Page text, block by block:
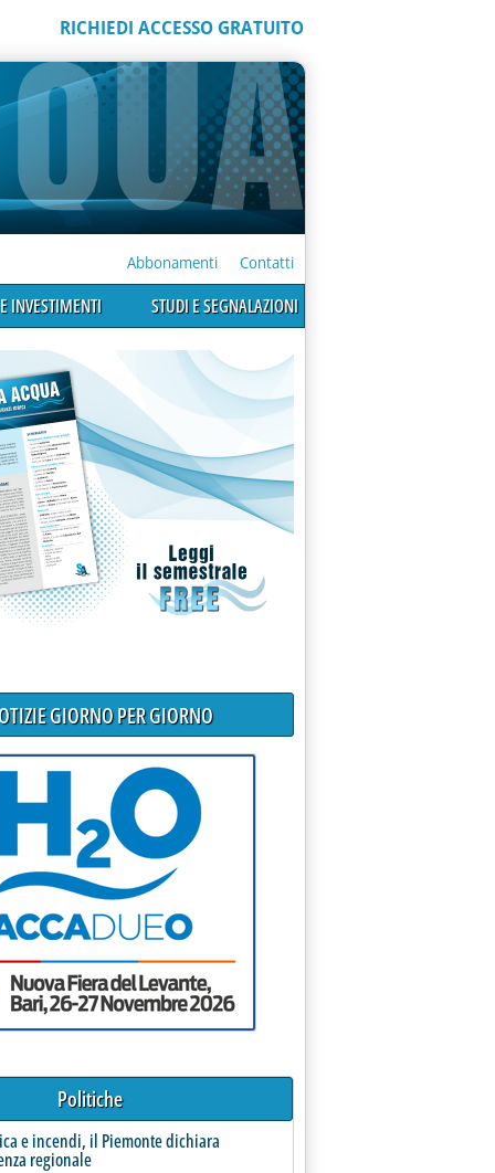
RICHIEDI ACCESSO GRATUITO
Abbonamenti Contatti
INVESTIMENTI STUDI E SEGNALAZIONI
per liquido melmoso disoleato depuratori'
GIORNO PER GIORNO
Politiche
e incendi, il Piemonte dichiara
regionale